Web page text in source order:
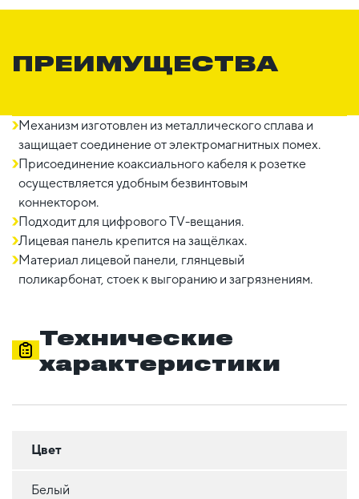
ПРЕИМУЩЕСТВА
Механизм изготовлен из металлического сплава и
защищает соединение от электромагнитных помех.
Присоединение коаксиального кабеля к розетке
осуществляется удобным безвинтовым
коннектором.
Подходит для цифрового TV-вещания.
Лицевая панель крепится на защёлках.
Материал лицевой панели, глянцевый
поликарбонат, стоек к выгоранию и загрязнениям.
Технические
характеристики
Цвет
Белый